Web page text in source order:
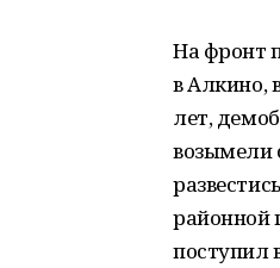
На фронт
в Алкино,
лет,
возымели
районной
поступил